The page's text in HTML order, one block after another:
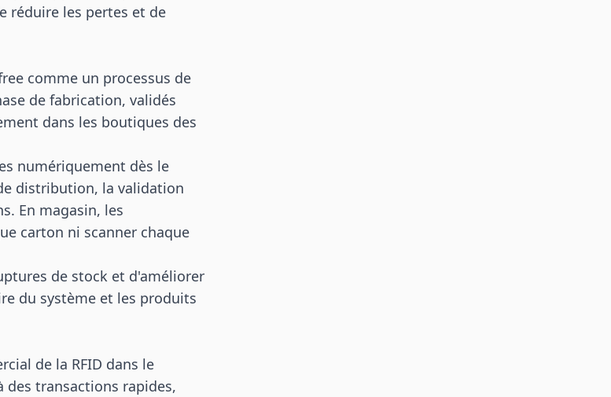
réduire les pertes et de
comme un processus de
de fabrication, validés
dans les boutiques des
numériquement dès le
distribution, la validation
En magasin, les
carton ni scanner chaque
de stock et d'améliorer
du système et les produits
de la RFID dans le
des transactions rapides,